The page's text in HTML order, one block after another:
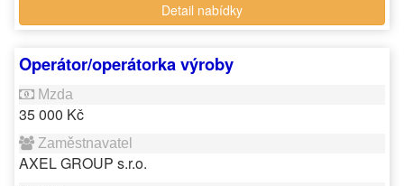
Detail nabídky
Operátor/operátorka výroby
35 000 Kč
AXEL GROUP s.r.o.